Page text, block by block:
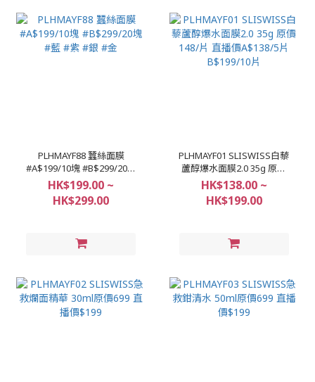
PLHMAYF88 蠶絲面膜
#A$199/10塊 #B$299/20塊
#藍 #紫 #銀 #金
HK$199.00 ~
HK$299.00
PLHMAYF01 SLISWISS白藜
蘆醇爆水面膜2.0 35g 原價
148/片 直播價A$138/5片
B$199/10片
HK$138.00 ~
HK$199.00